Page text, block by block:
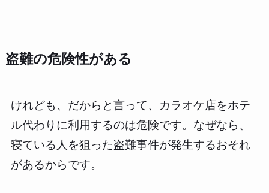
盗難の危険性がある
けれども、だからと言って、カラオケ店をホテ
ル代わりに利用するのは危険です。なぜなら、
寝ている人を狙った盗難事件が発生するおそれ
があるからです。